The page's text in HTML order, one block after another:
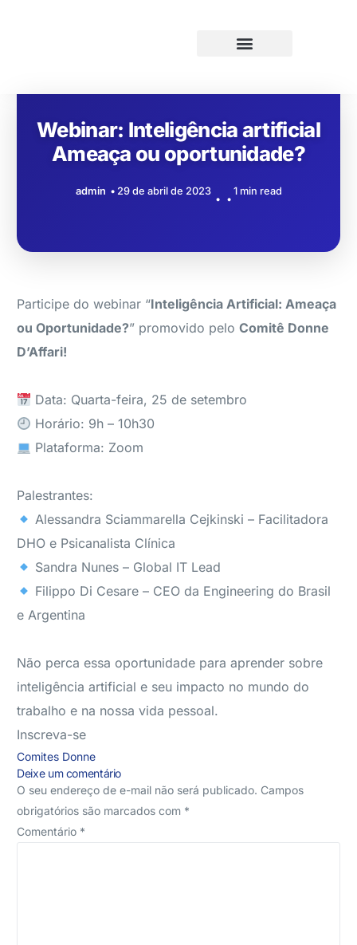
Webinar: Inteligência artificial
Ameaça ou oportunidade?
admin 29 de abril de 2023 1 min read
Participe do webinar “Inteligência Artificial: Ameaça
ou Oportunidade?” promovido peloComitê Donne
D’Affari!
Data: Quarta-feira, 25 de setembro
Horário: 9h – 10h30
Plataforma: Zoom
Palestrantes:
Alessandra Sciammarella Cejkinski – Facilitadora
DHO e Psicanalista Clínica
Sandra Nunes – Global IT Lead
Filippo Di Cesare – CEO da Engineering do Brasil
e Argentina
Não perca essa oportunidade para aprender sobre
inteligência artificial e seu impacto no mundo do
trabalho e na nossa vida pessoal.
Inscreva-se
Comites Donne
Deixe um comentário
O seu endereço de e-mail não será publicado. Campos
obrigatórios são marcados com *
Comentário *